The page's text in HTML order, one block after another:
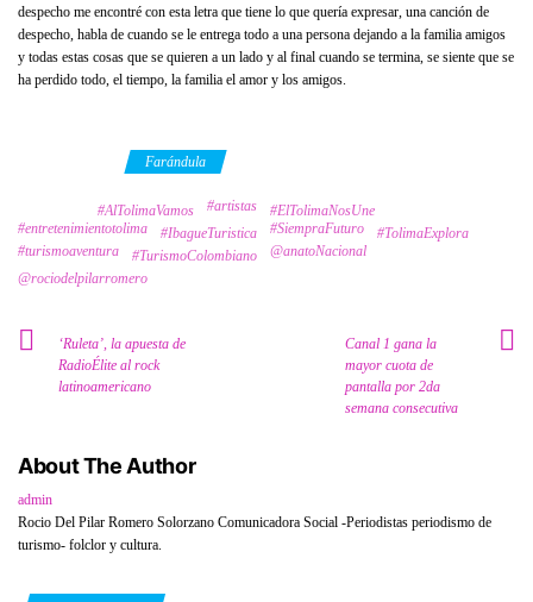
despecho me encontré con esta letra que tiene lo que quería expresar, una canción de
despecho, habla de cuando se le entrega todo a una persona dejando a la familia amigos
y todas estas cosas que se quieren a un lado y al final cuando se termina, se siente que se
ha perdido todo, el tiempo, la familia el amor y los amigos.
Farándula
#AlTolimaVamos #artistas
#ElTolimaNosUne
#entretenimientotolima
#IbagueTuristica #SiempraFuturo
#TolimaExplora
#turismoaventura
#TurismoColombiano
@anatoNacional
@rociodelpilarromero
‘Ruleta’, la apuesta de
RadioÉlite al rock
latinoamericano
Canal 1 gana la
mayor cuota de
pantalla por 2da
semana consecutiva
About The Author
admin
Rocio Del Pilar Romero Solorzano Comunicadora Social -Periodistas periodismo de
turismo- folclor y cultura.